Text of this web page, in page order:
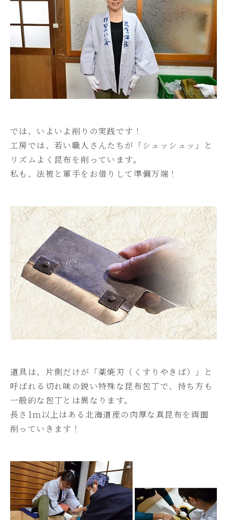
では、いよいよ削りの実践です！
工房では、若い職人さんたちが「シュッシュッ」と
リズムよく昆布を削っています。
私も、法被と軍手をお借りして準備万端！
道具は、片側だけが「薬焼刃（くすりやきば）」と
呼ばれる切れ味の鋭い特殊な昆布包丁で、持ち方も
一般的な包丁とは異なります。
長さ1ｍ以上はある北海道産の肉厚な真昆布を両面
削っていきます！